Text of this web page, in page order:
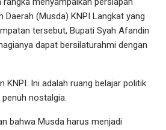
Daerah (Musda) KNPI Langkat yang
tersebut, Bupati Syah Afandin
dapat bersilaturahmi dengan
KNPI. Ini adalah ruang belajar politik
penuh nostalgia.
bahwa Musda harus menjadi